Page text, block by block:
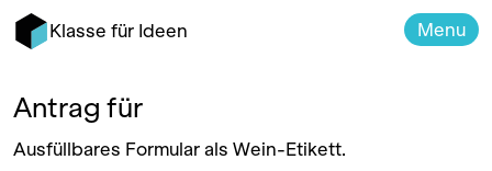
Klasse für Ideen Menu
Antrag für
Ausfüllbares Formular als Wein-Etikett.